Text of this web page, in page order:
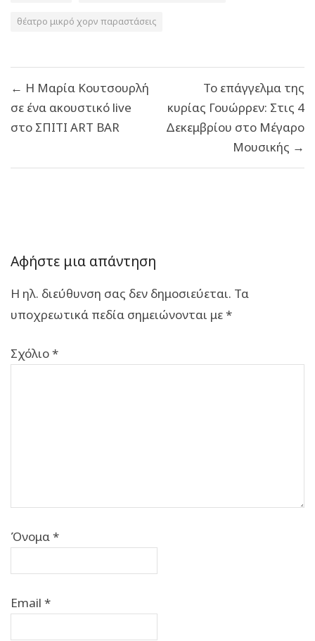
θέατρο μικρό χορν παραστάσεις
άρθρων
← Η Μαρία Κουτσουρλή
σε ένα ακουστικό live
στο ΣΠΙΤΙ ART BAR
Το επάγγελμα της
κυρίας Γουώρρεν: Στις 4
Δεκεμβρίου στο Μέγαρο
Μουσικής →
Αφήστε μια απάντηση
Η ηλ. διεύθυνση σας δεν δημοσιεύεται. Τα
υποχρεωτικά πεδία σημειώνονται με*
Σχόλιο*
Όνομα *
Email *